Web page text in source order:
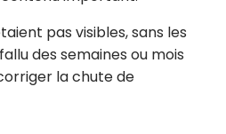
pas visibles, sans les
des semaines ou mois
la chute de